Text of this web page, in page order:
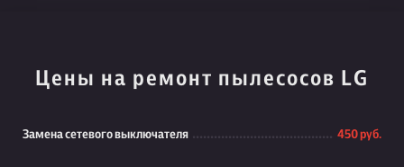
Цены на ремонт пылесосов LG
Замена сетевого выключателя 450 руб.